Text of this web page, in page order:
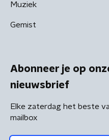
Muziek
Gemist
Abonneer je op
nieuwsbrief
Elke zaterdag het beste
mailbox